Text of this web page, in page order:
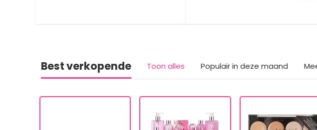
Best verkopende Toon alles Populair in deze maand